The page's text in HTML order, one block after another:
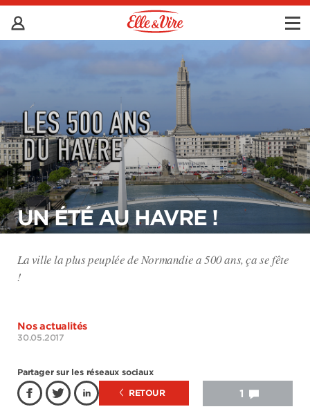
UN ÉTÉ AU HAVRE !
La ville la plus peuplée de Normandie a 500 ans, ça se fête
!
Nos actualités
30.05.2017
Partager sur les réseaux sociaux
1
RETOUR